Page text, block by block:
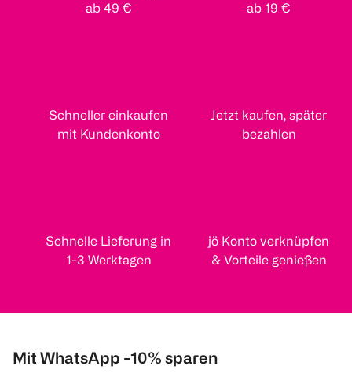
ab 49 €
ab 19 €
Schneller einkaufen
mit Kundenkonto
Jetzt kaufen, später
bezahlen
Schnelle Lieferung in
1-3 Werktagen
jö Konto verknüpfen
& Vorteile genießen
Mit WhatsApp -10% sparen